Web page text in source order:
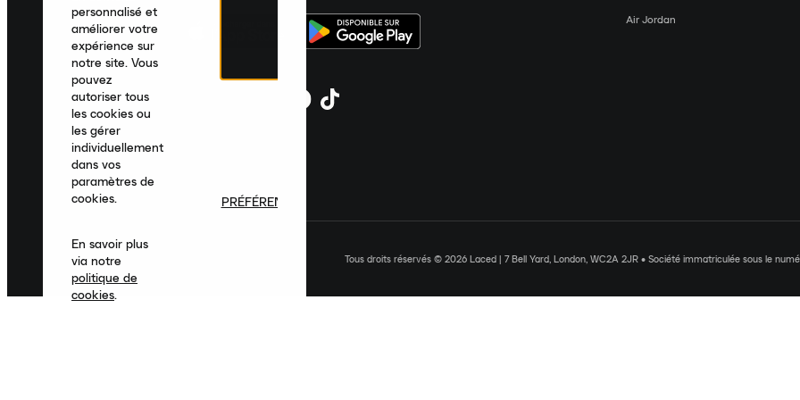
Air Jordan
Tous droits réservés © 2026 Laced | 7 Bell Yard, London, WC2A 2JR • Société immatriculée sous le
personnalisé et
améliorer votre
expérience sur
notre site. Vous
pouvez
autoriser tous
les cookies ou
les gérer
individuellement
dans vos
paramètres de
cookies.
En savoir plus
via notre
politique de
cookies.
PRÉFÉRENCES